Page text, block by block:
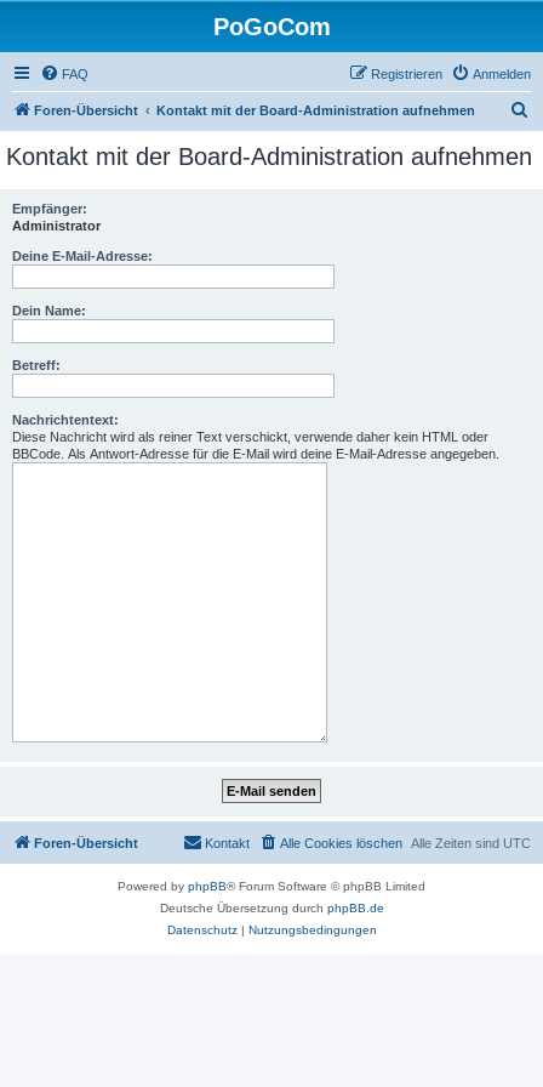
PoGoCom
FAQ Anmelden
Registrieren
Foren-Übersicht Kontakt mit der Board-Administration aufnehmen
c
Kontakt mit der Board-Administration aufnehmen
Empfänger:
Administrator
Deine E-Mail-Adresse:
Dein Name:
Betreff:
Nachrichtentext:
Diese Nachricht wird als reiner Text verschickt, verwende daher kein HTML oder
BBCode. Als Antwort-Adresse für die E-Mail wird deine E-Mail-Adresse angegeben.
Foren-Übersicht Alle Zeiten sind UTC
Alle Cookies löschen
Kontakt
Powered by phpBB® Forum Software © phpBB Limited
Deutsche Übersetzung durch phpBB.de
Datenschutz| Nutzungsbedingungen